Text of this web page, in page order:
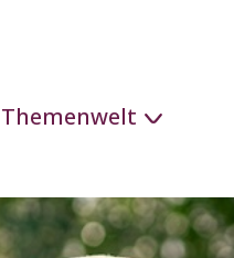
Themenwelt